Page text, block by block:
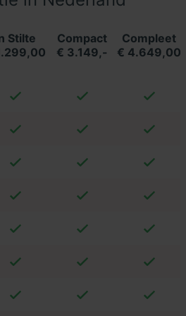
Stilte
Compact
€ 3.149,-
Compleet
€ 4.649,00